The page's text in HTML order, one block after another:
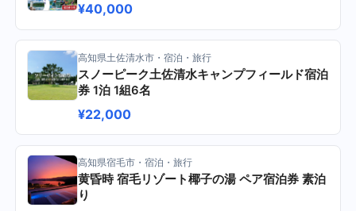
¥40,000
高知県土佐清水市・宿泊・旅行
スノーピーク土佐清水キャンプフィールド宿泊
券 1泊 1組6名
¥22,000
高知県宿毛市・宿泊・旅行
黄昏時 宿毛リゾート椰子の湯 ペア宿泊券 素泊
り